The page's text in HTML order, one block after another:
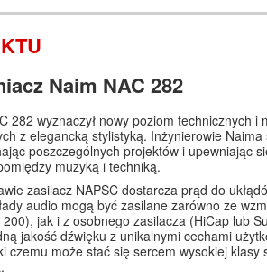
Naim NAC 282
282 wyznaczył nowy poziom technicznych i
z elegancką stylistyką. Inżynierowie
poszczególnych projektów i upewniając
muzyką i techniką.
zasilacz NAPSC dostarcza prąd do
audio mogą być zasilane zarówno ze
jak i z osobnego zasilacza (HiCap lub
jakość dźwięku z unikalnymi cechami
czemu może stać się sercem wysokiej klasy